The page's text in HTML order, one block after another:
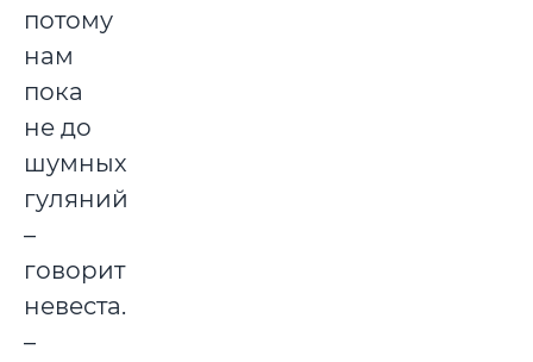
потому
нам
пока
не до
шумных
гуляний,
–
говорит
невеста.
–